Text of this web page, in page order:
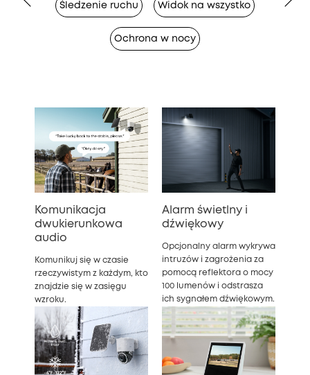
Śledzenie ruchu Widok na wszystko
Ochrona w nocy
Komunikacja
dwukierunkowa
audio
Komunikuj się w czasie
rzeczywistym z każdym, kto
znajdzie się w zasięgu
wzroku.
Alarm świetlny i
dźwiękowy
Opcjonalny alarm wykrywa
intruzów i zagrożenia za
pomocą reflektora o mocy
100 lumenów i odstrasza
ich sygnałem dźwiękowym.